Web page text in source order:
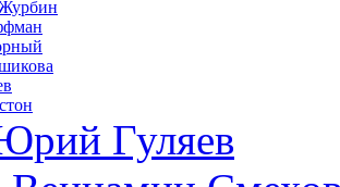
Гуляев